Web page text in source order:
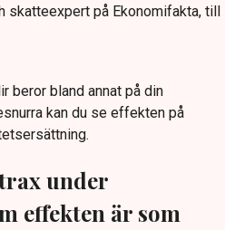
på Ekonomifakta, till
beror bland annat på din
kan du se effekten på
under
effekten är som